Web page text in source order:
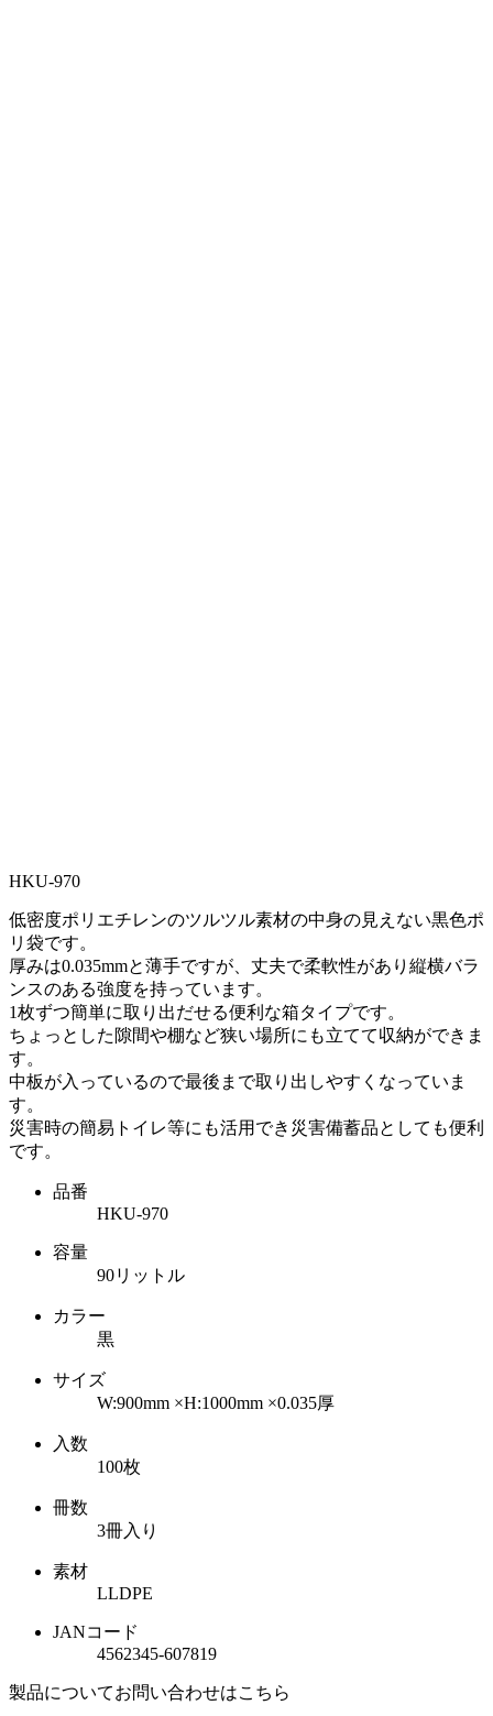
HKU-970
低密度ポリエチレンのツルツル素材の中身の見えない黒色ポ
リ袋です。
厚みは0.035mmと薄手ですが、丈夫で柔軟性があり縦横バラ
ンスのある強度を持っています。
1枚ずつ簡単に取り出だせる便利な箱タイプです。
ちょっとした隙間や棚など狭い場所にも立てて収納ができま
す。
中板が入っているので最後まで取り出しやすくなっていま
す。
災害時の簡易トイレ等にも活用でき災害備蓄品としても便利
です。
品番
HKU-970
容量
90リットル
カラー
黒
サイズ
W:900mm ×H:1000mm ×0.035厚
入数
100枚
冊数
3冊入り
素材
LLDPE
JANコード
4562345-607819
製品についてお問い合わせはこちら